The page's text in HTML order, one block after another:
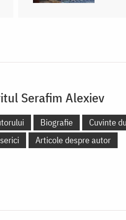
Serafim Alexiev
Biografie
Cuvinte
Articole despre autor